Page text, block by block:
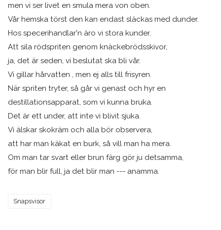
men vi ser livet en smula mera von oben.
Vår hemska törst den kan endast släckas med dunder.
Hos specerihandlar'n äro vi stora kunder.
Att sila rödspriten genom knäckebrödsskivor,
ja, det är seden, vi beslutat ska bli vår.
Vi gillar hårvatten , men ej alls till frisyren.
När spriten tryter, så går vi genast och hyr en
destillationsapparat, som vi kunna bruka.
Det är ett under, att inte vi blivit sjuka.
Vi älskar skokräm och alla bör observera,
att har man käkat en burk, så vill man ha mera.
Om man tar svart eller brun färg gör ju detsamma,
för man blir full, ja det blir man --- anamma.
Snapsvisor